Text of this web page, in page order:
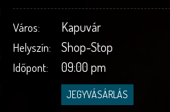
Város: Kapuvár
Helyszín: Shop-Stop
Időpont: 09:00 pm
JEGYVÁSÁRLÁS